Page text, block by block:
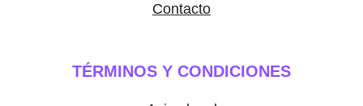
Contacto
TÉRMINOS Y CONDICIONES